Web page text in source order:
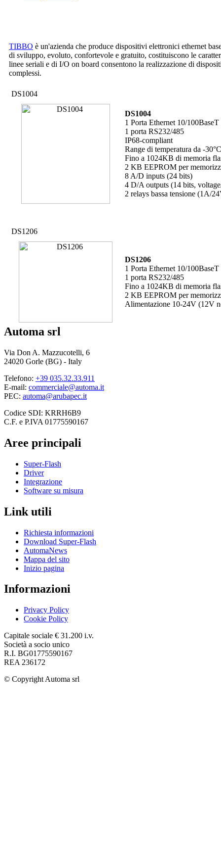
TIBBO è un'azienda che produce dispositivi elettronici ethernet
di sviluppo, evoluto, confortevole e gratuito, costituiscono le
linee seriali e di I/O on board consentono la realizzazione di
complessi.
DS1004
DS1004
1 Porta Ethernet 10/100BaseT
1 porta RS232/485
IP68-compliant
Range di temperatura da -
Fino a 1024KB di memoria
2 KB EEPROM per
8 A/D inputs (24 bits)
4 D/A outputs (14 bits,
2 relays bassa tensione (1A/
DS1206
DS1206
1 Porta Ethernet 10/100BaseT
1 porta RS232/485
Fino a 1024KB di memoria
2 KB EEPROM per
Alimentazione 10-24V (12V
Automa srl
Via Don A. Mazzucotelli, 6
24020 Gorle (BG) - Italy
Telefono: +39 035.32.33.911
E-mail: commerciale@automa.it
PEC: automa@arubapec.it
Codice SDI: KRRH6B9
C.F. e P.IVA 01775590167
Aree principali
Super-Flash
Driver
Integrazione
Software su misura
Link utili
Richiesta informazioni
Download Super-Flash
AutomaNews
Mappa del sito
Inizio pagina
Informazioni
Privacy Policy
Cookie Policy
Capitale sociale € 31.200 i.v.
Società a socio unico
R.I. BG01775590167
REA 236172
© Copyright Automa srl